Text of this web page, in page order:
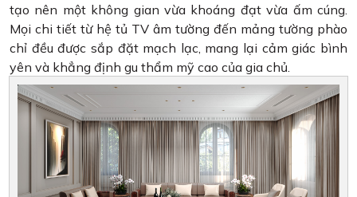
tạo nên một không gian vừa khoáng đạt vừa ấm cúng.
Mọi chi tiết từ hệ tủ TV âm tường đến mảng tường phào
chỉ đều được sắp đặt mạch lạc, mang lại cảm giác bình
yên và khẳng định gu thẩm mỹ cao của gia chủ.